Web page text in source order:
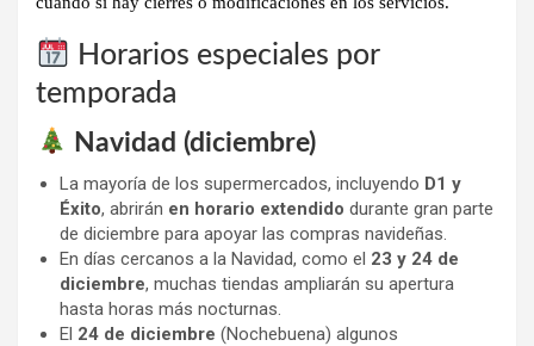
Horarios especiales por
temporada
Navidad (diciembre)
La mayoría de los supermercados, incluyendo D1 y
Éxito, abrirán en horario extendido durante gran parte
de diciembre para apoyar las compras navideñas.
En días cercanos a la Navidad, como el 23 y 24 de
diciembre, muchas tiendas ampliarán su apertura
hasta horas más nocturnas.
El 24 de diciembre (Nochebuena) algunos